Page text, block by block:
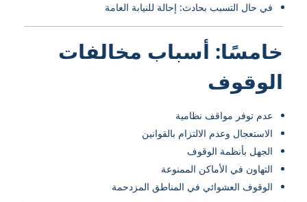
في حال التسبب بحادث: إحالة للنيابة العامة
خامسًا: أسباب مخالفات
الوقوف
عدم توفر مواقف نظامية
الاستعجال وعدم الالتزام بالقوانين
الجهل بأنظمة الوقوف
التهاون في الأماكن الممنوعة
الوقوف العشوائي في المناطق المزدحمة